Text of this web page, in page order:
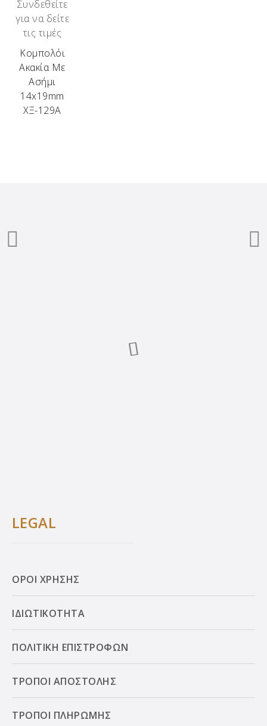
Συνδεθείτε
για να δείτε
τις τιμές
Κομπολόι
Ακακία Με
Ασήμι
14x19mm
ΧΞ-129Α
LEGAL
ΟΡΟΙ ΧΡΗΣΗΣ
ΙΔΙΩΤΙΚΟΤΗΤΑ
ΠΟΛΙΤΙΚΗ ΕΠΙΣΤΡΟΦΩΝ
ΤΡΟΠΟΙ ΑΠΟΣΤΟΛΗΣ
ΤΡΟΠΟΙ ΠΛΗΡΩΜΗΣ